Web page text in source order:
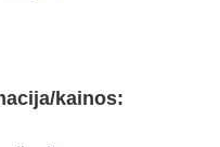
kainos: